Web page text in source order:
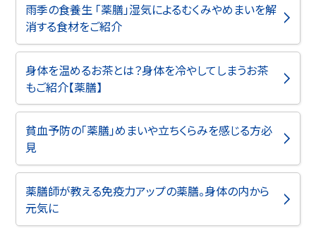
雨季の食養生 「薬膳」湿気によるむくみやめまいを解
消する食材をご紹介
身体を温めるお茶とは？身体を冷やしてしまうお茶
もご紹介【薬膳】
貧血予防の「薬膳」めまいや立ちくらみを感じる方必
見
薬膳師が教える免疫力アップの薬膳。身体の内から
元気に